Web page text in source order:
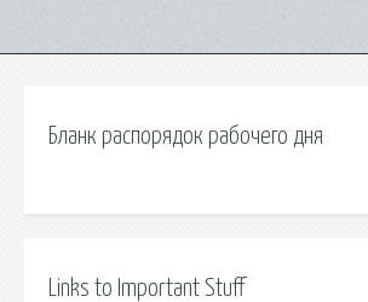
Бланк распорядок рабочего дня
Links to Important Stuff